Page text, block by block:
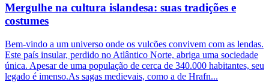
Mergulhe na cultura islandesa: suas tradições e
costumes
Bem-vindo a um universo onde os vulcões convivem com as lendas.
Este país insular, perdido no Atlântico Norte, abriga uma sociedade
única. Apesar de uma população de cerca de 340.000 habitantes, seu
legado é imenso.As sagas medievais, como a de Hrafn...